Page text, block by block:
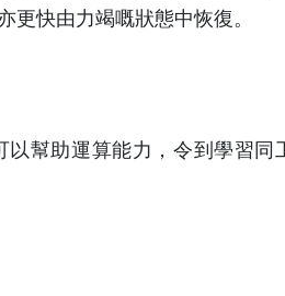
快由力竭嘅狀態中恢復。
幫助運算能力，令到學習同